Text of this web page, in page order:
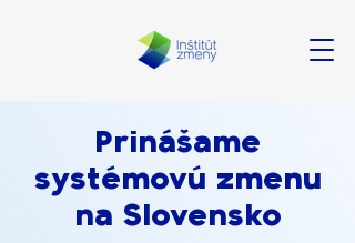
Prinášame
systémovú zmenu
na Slovensko